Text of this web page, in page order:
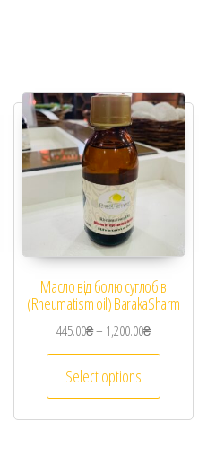
Масло від болю суглобів
(Rheumatism oil) BarakaSharm
445.00₴– 1,200.00₴
Select options